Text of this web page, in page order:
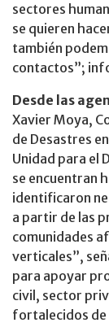
sectores
se quieren
también
contactos”;
Desde las
Xavier Moya,
de Desastres
Unidad para el
se encuentran
identificaron
a partir de las
comunidades
verticales”,
para apoyar
civil, sector
fortalecidos de